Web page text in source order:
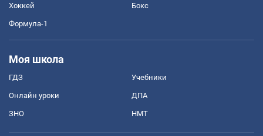
Хоккей Бокс
Формула-1
Моя школа
ГДЗ Учебники
Онлайн уроки ДПА
ЗНО НМТ